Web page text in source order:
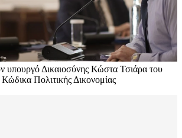
υπουργό Δικαιοσύνης Κώστα Τσιάρα του
Πολιτικής Δικονομίας